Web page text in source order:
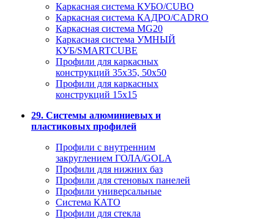
Каркасная система КУБО/CUBO
Каркасная система КАДРО/CADRO
Каркасная система MG20
Каркасная система УМНЫЙ
КУБ/SMARTCUBE
Профили для каркасных
конструкций 35x35, 50x50
Профили для каркасных
конструкций 15х15
29. Системы алюминиевых и
пластиковых профилей
Профили с внутренним
закруглением ГОЛА/GOLA
Профили для нижних баз
Профили для стеновых панелей
Профили универсальные
Система КАТО
Профили для стекла